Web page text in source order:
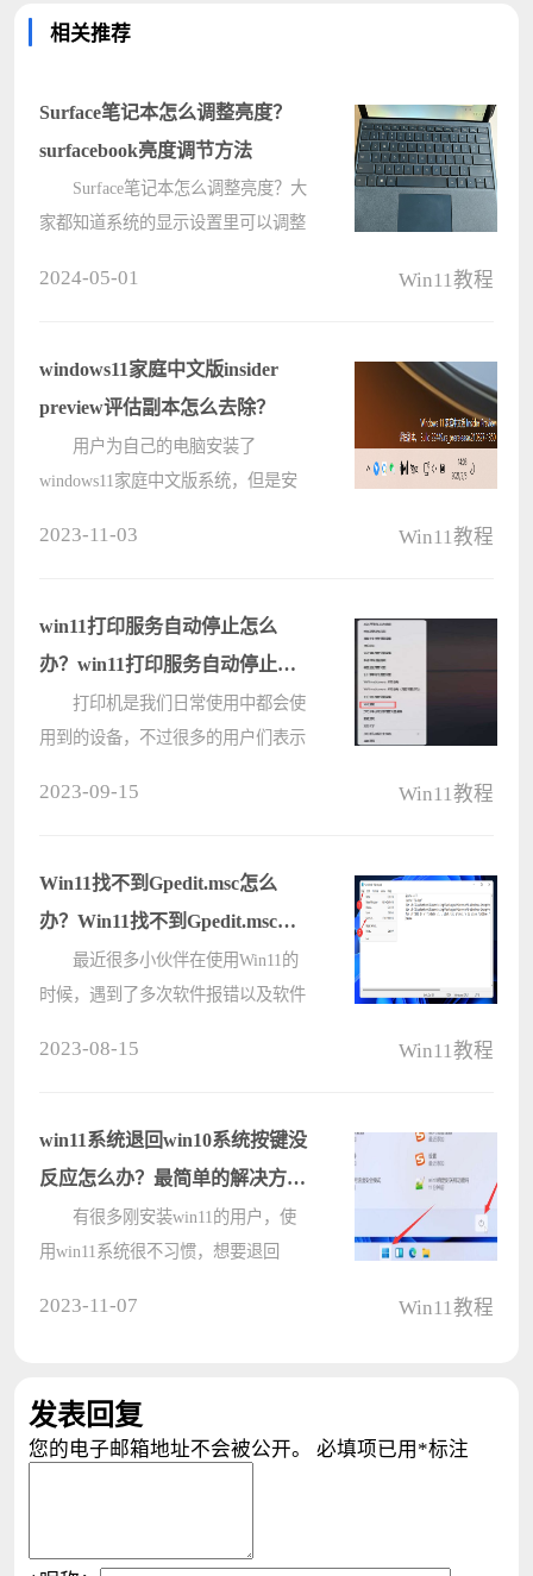
相关推荐
Surface笔记本怎么调整亮度？
surfacebook亮度调节方法
Surface笔记本怎么调整亮度？大
家都知道系统的显示设置里可以调整
作，这里给大家分享surfacebook亮度
调????
2024-05-01 Win11教程
windows11家庭中文版insider
preview评估副本怎么去除？
用户为自己的电脑安装了
windows11家庭中文版系统，但是安
脑上下载安装Universal Watermark
Disabler这????
2023-11-03 Win11教程
win11打印服务自动停止怎么
办？win11打印服务自动停止问
题解析
打印机是我们日常使用中都会使
用到的设备，不过很多的用户们表示
析吧。 win11打印服务自动停止
问????
2023-09-15 Win11教程
Win11找不到Gpedit.msc怎么
办？Win11找不到Gpedit.msc解
决办法
最近很多小伙伴在使用Win11的
时候，遇到了多次软件报错以及软件
一下Win11系统Gpedit.msc找不到的教
程，????
2023-08-15 Win11教程
win11系统退回win10系统按键没
反应怎么办？最简单的解决方法
教给你！
有很多刚安装win11的用户，使
用win11系统很不习惯，想要退回
一下吧。????
2023-11-07 Win11教程
发表回复
您的电子邮箱地址不会被公开。 必填项已用 *标注